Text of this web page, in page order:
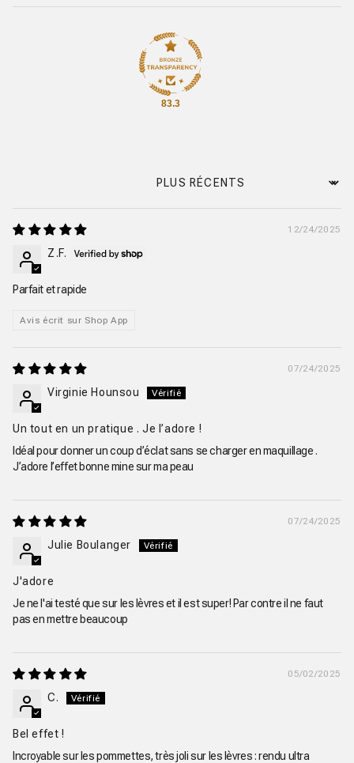
83.3
Sort by
12/24/2025
Z.F.
Parfait et rapide
Avis écrit sur Shop App
07/24/2025
Virginie Hounsou
Un tout en un pratique . Je l’adore !
Idéal pour donner un coup d’éclat sans se charger en maquillage .
J’adore l’effet bonne mine sur ma peau
07/24/2025
Julie Boulanger
J'adore
Je ne l'ai testé que sur les lèvres et il est super! Par contre il ne faut
pas en mettre beaucoup
05/02/2025
C.
Bel effet !
Incroyable sur les pommettes, très joli sur les lèvres : rendu ultra